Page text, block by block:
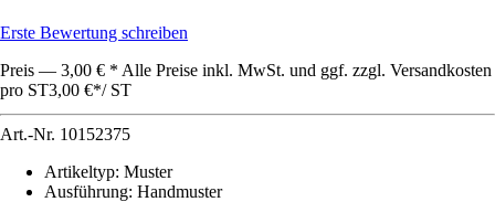
Erste Bewertung schreiben
Preis — 3,00 € * Alle Preise inkl. MwSt. und ggf. zzgl. Versandkosten
pro ST3,00 €*/ ST
Art.-Nr. 10152375
Artikeltyp: Muster
Ausführung: Handmuster